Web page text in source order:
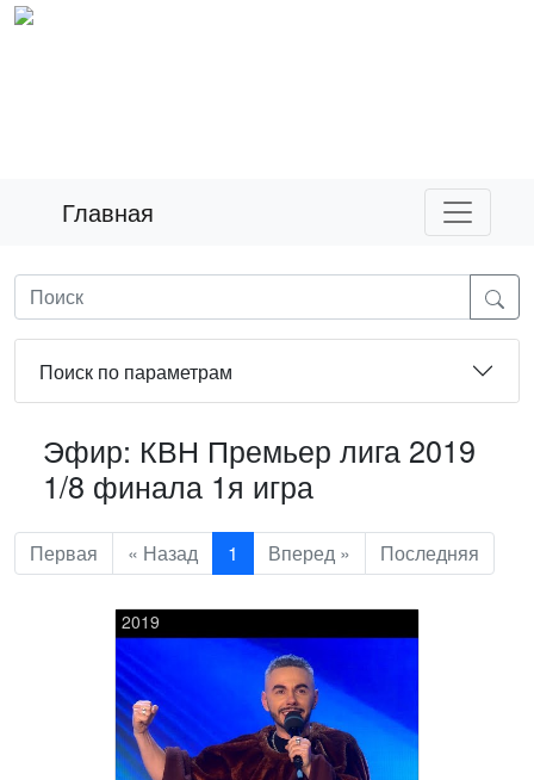
Главная
Поиск по параметрам
Эфир: КВН Премьер лига 2019
1/8 финала 1я игра
Первая « Назад 1 Вперед » Последняя
2019